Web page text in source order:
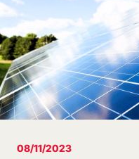
08/11/2023